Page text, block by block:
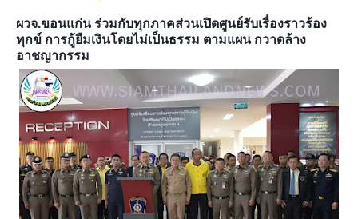
ผวจ.ขอนแก่น ร่วมกับทุกภาคส่วนเปิดศูนย์รับเรื่องราวร้อง
ทุกข์ การกู้ยืมเงินโดยไม่เป็นธรรม ตามแผน กวาดล้าง
อาชญากรรม